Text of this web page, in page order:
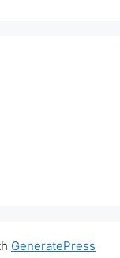
GeneratePress